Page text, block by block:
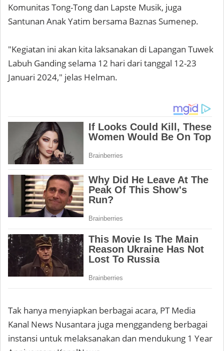
Komunitas Tong-Tong dan Lapste Musik, juga
Santunan Anak Yatim bersama Baznas Sumenep.
"Kegiatan ini akan kita laksanakan di Lapangan Tuwek
Labuh Ganding selama 12 hari dari tanggal 12-23
Januari 2024," jelas Helman.
Tak hanya menyiapkan berbagai acara, PT Media
Kanal News Nusantara juga menggandeng berbagai
instansi untuk melaksanakan dan mendukung 1 Year